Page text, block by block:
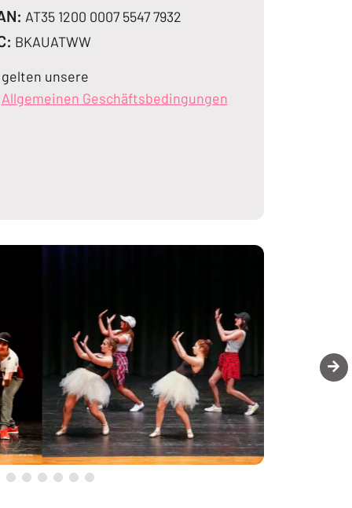
AT35 1200 0007 5547 7932
BKAUATWW
gelten unsere
Allgemeinen Geschäftsbedingungen